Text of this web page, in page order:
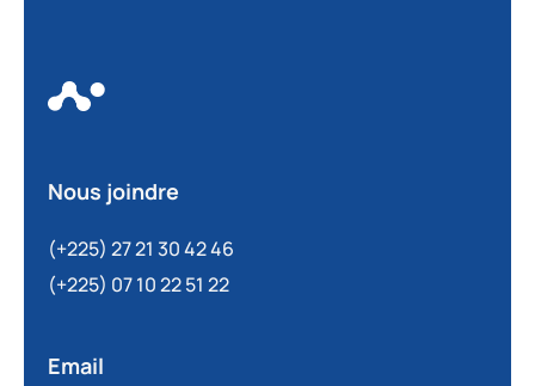
Nous joindre
(+225) 27 21 30 42 46
(+225) 07 10 22 51 22
Email